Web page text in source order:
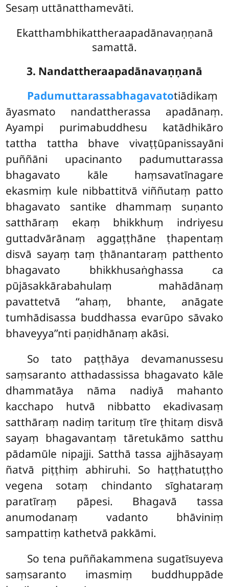
Sesaṃ uttānatthamevāti.
Ekatthambhikattheraapadānavaṇṇanā
samattā.
3. Nandattheraapadānavaṇṇanā
Padumuttarassabhagavatotiādikaṃ
āyasmato nandattherassa apadānaṃ.
Ayampi purimabuddhesu katādhikāro
tattha tattha bhave vivaṭṭūpanissayāni
puññāni upacinanto padumuttarassa
bhagavato kāle haṃsavatīnagare
ekasmiṃ kule nibbattitvā viññutaṃ patto
bhagavato santike dhammaṃ suṇanto
satthāraṃ ekaṃ bhikkhuṃ indriyesu
guttadvārānaṃ aggaṭṭhāne ṭhapentaṃ
disvā sayaṃ taṃ ṭhānantaraṃ patthento
bhagavato bhikkhusaṅghassa ca
pūjāsakkārabahulaṃ mahādānaṃ
pavattetvā ‘‘ahaṃ, bhante, anāgate
tumhādisassa buddhassa evarūpo sāvako
bhaveyya’’nti paṇidhānaṃ akāsi.
So tato paṭṭhāya devamanussesu
saṃsaranto atthadassissa bhagavato kāle
dhammatāya nāma nadiyā mahanto
kacchapo hutvā nibbatto ekadivasaṃ
satthāraṃ nadiṃ tarituṃ tīre ṭhitaṃ disvā
sayaṃ bhagavantaṃ tāretukāmo satthu
pādamūle nipajji. Satthā tassa ajjhāsayaṃ
ñatvā piṭṭhiṃ abhiruhi. So haṭṭhatuṭṭho
vegena sotaṃ chindanto sīghataraṃ
paratīraṃ pāpesi. Bhagavā tassa
anumodanaṃ vadanto bhāviniṃ
sampattiṃ kathetvā pakkāmi.
So tena puññakammena sugatīsuyeva
saṃsaranto imasmiṃ buddhuppāde